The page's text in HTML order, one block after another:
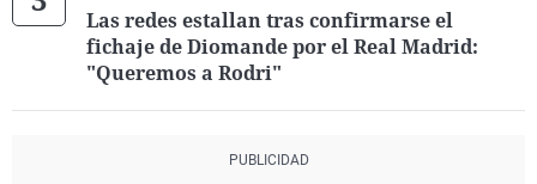
Las redes estallan tras confirmarse el
fichaje de Diomande por el Real Madrid:
"Queremos a Rodri"